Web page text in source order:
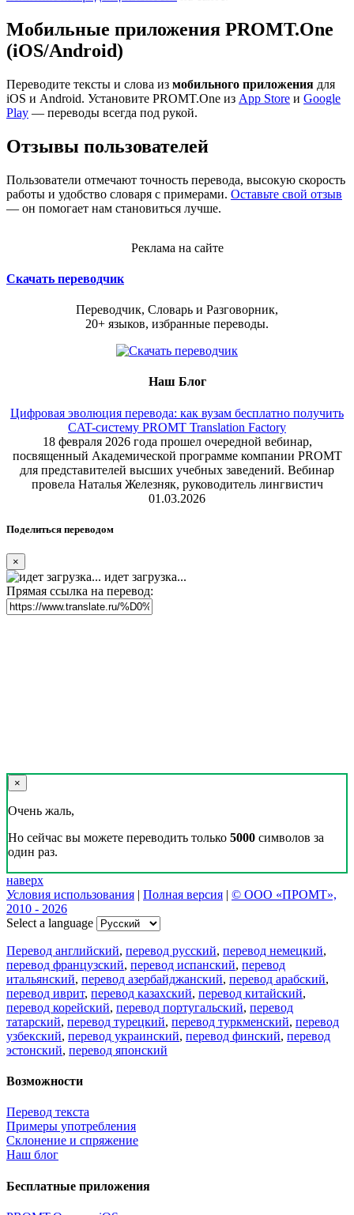
Мобильные приложения PROMT.One
(iOS/Android)
Переводите тексты и слова из мобильного приложения для
iOS и Android. Установите PROMT.One из App Store и Google
Play — переводы всегда под рукой.
Отзывы пользователей
Пользователи отмечают точность перевода, высокую скорость
работы и удобство словаря с примерами. Оставьте свой отзыв
— он помогает нам становиться лучше.
Реклама на сайте
Скачать переводчик
Переводчик, Словарь и Разговорник,
20+ языков, избранные переводы.
Наш Блог
Цифровая эволюция перевода: как вузам бесплатно получить
CAT-систему PROMT Translation Factory
18 февраля 2026 года прошел очередной вебинар,
посвященный Академической программе компании PROMT
для представителей высших учебных заведений. Вебинар
провела Наталья Железняк, руководитель лингвистич
01.03.2026
Поделиться переводом
×
идет загрузка...
Прямая ссылка на перевод:
×
Очень жаль,
Но сейчас вы можете переводить только 5000 символов за
один раз.
наверх
Условия использования | Полная версия | © ООО «ПРОМТ»,
2010 - 2026
Select a language
Перевод английский, перевод русский, перевод немецкий,
перевод французский, перевод испанский, перевод
итальянский, перевод азербайджанский, перевод арабский,
перевод иврит, перевод казахский, перевод китайский,
перевод корейский, перевод португальский, перевод
татарский, перевод турецкий, перевод туркменский, перевод
узбекский, перевод украинский, перевод финский, перевод
эстонский, перевод японский
Возможности
Перевод текста
Примеры употребления
Склонение и спряжение
Наш блог
Бесплатные приложения